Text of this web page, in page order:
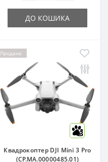
ДО КОШИКА
Продано
3
Квадрокоптер DJI Mini 3 Pro
(CP.MA.00000485.01)